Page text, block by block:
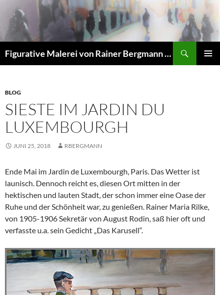
Inhalt
springen
Figurative Malerei von Rainer Bergmann M.A.
BLOG
SIESTE IM JARDIN DU
LUXEMBOURGH
JUNI 25, 2018 RBERGMANN
Ende Mai im Jardin de Luxembourgh, Paris. Das Wetter ist
launisch. Dennoch reicht es, diesen Ort mitten in der
hektischen und lauten Stadt, der schon immer eine Oase der
Ruhe und der Schönheit war, zu genießen. Rainer Maria Rilke,
von 1905-1906 Sekretär von August Rodin, saß hier oft und
verfasste u.a. sein Gedicht „Das Karusell“.